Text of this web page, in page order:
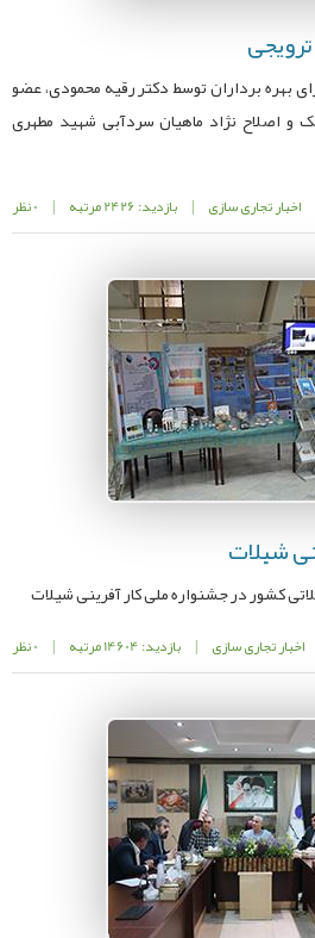
بهره برداران توسط دکتر رقیه محمودی، عضو
و اصلاح نژاد ماهیان سردآبی شهید مطهری
اخبار تجاری سازی | بازدید: 2426 مرتبه | 0 نظر
شیلات
کشور در جشنواره ملی کار آفرینی شیلات
اخبار تجاری سازی | بازدید: 14604 مرتبه | 0 نظر